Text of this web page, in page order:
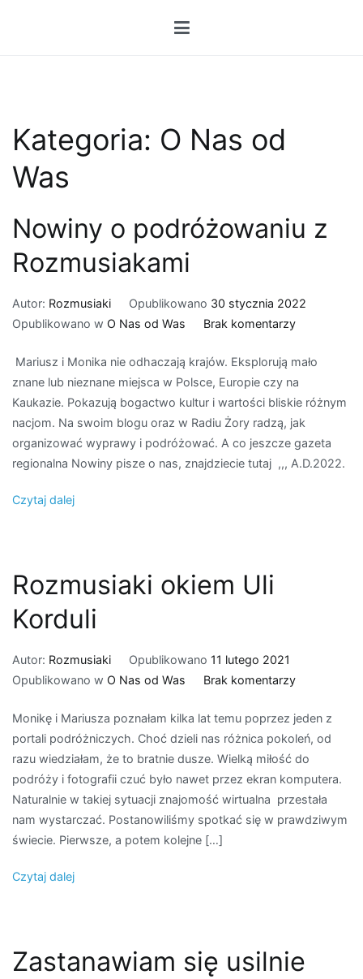
Kategoria: O Nas od
Was
Nowiny o podróżowaniu z
Rozmusiakami
Autor: Rozmusiaki Opublikowano 30 stycznia 2022
Opublikowano w O Nas od Was Brak komentarzydo
o
z
Mariusz i Monika nie odhaczają krajów. Eksplorują mało
znane lub nieznane miejsca w Polsce, Europie czy na
Kaukazie. Pokazują bogactwo kultur i wartości bliskie różnym
nacjom. Na swoim blogu oraz w Radiu Żory radzą, jak
organizować wyprawy i podróżować. A co jeszcze gazeta
regionalna Nowiny pisze o nas, znajdziecie tutaj ,,, A.D.2022.
Czytaj dalej
Rozmusiaki okiem Uli
Korduli
Autor: Rozmusiaki Opublikowano 11 lutego 2021
Opublikowano w O Nas od Was Brak komentarzydo
okiem
Uli
Korduli
Monikę i Mariusza poznałam kilka lat temu poprzez jeden z
portali podróżniczych. Choć dzieli nas różnica pokoleń, od
razu wiedziałam, że to bratnie dusze. Wielką miłość do
podróży i fotografii czuć było nawet przez ekran komputera.
Naturalnie w takiej sytuacji znajomość wirtualna przestała
nam wystarczać. Postanowiliśmy spotkać się w prawdziwym
świecie. Pierwsze, a potem kolejne […]
Czytaj dalej
Zastanawiam się usilnie